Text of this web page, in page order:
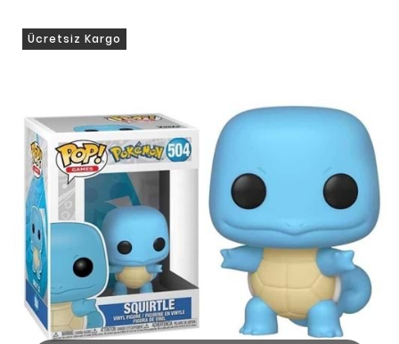
Ücretsiz Kargo